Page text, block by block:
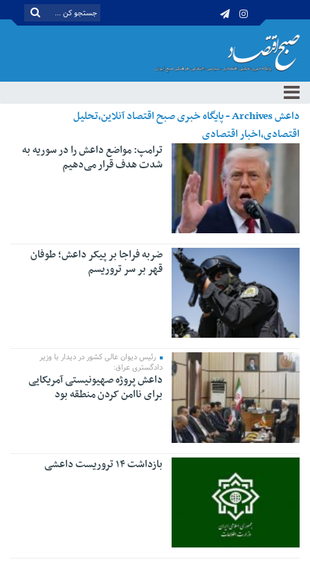
داعش Archives - پایگاه خبری صبح اقتصاد آنلاین،تحلیل
اقتصادی،اخبار اقتصادی
ترامپ: مواضع داعش را در سوریه به
شدت هدف قرار می‌دهیم
ضربه فراجا بر پیکر داعش؛ طوفان
قهر بر سر تروریسم
رئیس دیوان عالی کشور در دیدار با وزیر
دادگستری عراق:
داعش پروژه صهیونیستی آمریکایی
برای ناامن‌ کردن منطقه بود
بازداشت ۱۴ تروریست داعشی